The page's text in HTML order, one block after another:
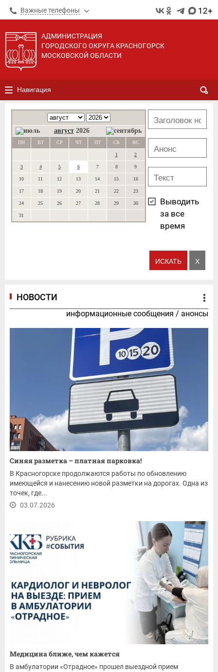
Важные телефоны 12+
АДМИНИСТРАЦИЯ
ГОРОДСКОГО ОКРУГА КРАСНОГОРСК
МОСКОВСКОЙ ОБЛАСТИ
Навигация
август 2026
ПН ВТ СР ЧТ ПТ СБ ВС
1 2
3 4 5 6 7 8 9
10 11 12 13 14 15 16
17 18 19 20 21 22 23
24 25 26 27 28 29 30
31
Выводить
за все
время
НОВОСТИ
информационные сообщения / анонсы
Синяя разметка – платная парковка!
В Красногорске продолжаются работы по обновлению
имеющейся и нанесению новой разметки на дорогах. Одна из
точек, где...
03.07.2026
Медицина ближе, чем кажется
В амбулатории «Отрадное» прошел выездной прием